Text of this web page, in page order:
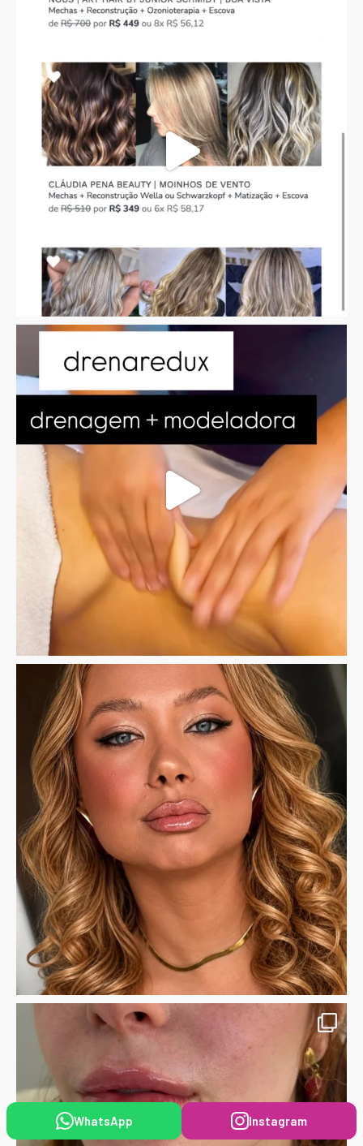
WhatsApp Instagram